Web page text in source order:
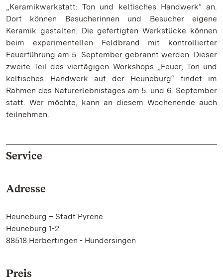
„Keramikwerkstatt: Ton und keltisches Handwerk“ an.
Dort können Besucherinnen und Besucher eigene
Keramik gestalten. Die gefertigten Werkstücke können
beim experimentellen Feldbrand mit kontrollierter
Feuerführung am 5. September gebrannt werden. Dieser
zweite Teil des viertägigen Workshops „Feuer, Ton und
keltisches Handwerk auf der Heuneburg“ findet im
Rahmen des Naturerlebnistages am 5. und 6. September
statt. Wer möchte, kann an diesem Wochenende auch
teilnehmen.
Service
Adresse
Heuneburg – Stadt Pyrene
Heuneburg 1-2
88518 Herbertingen - Hundersingen
Preis